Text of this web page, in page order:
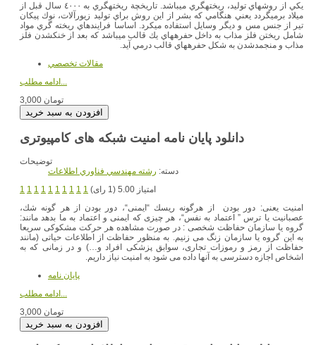
يكي از روشهاي توليد، ريختهگري ميباشد. تاريخچة ريختهگري به ٤٠٠٠ سال قبل از
ميلاد برميگردد يعني هنگامي كه بشر از اين روش براي توليد زيورآلات، نوك پيكان
تير از جنس مس و ديگر وسايل استفاده ميكرد. اساسا فرايندهاي ريخته گري مواد
شامل ريختن فلز مذاب به داخل حفرههاي يك قالب ميباشد كه بعد از خنكشدن فلز
مذاب و منجمدشدن به شكل حفرههاي قالب درمي آيد.
مقالات تخصصي
ادامه مطلب...
3,000 تومان
دانلود پایان نامه امنیت شبکه های کامپیوتری
توضیحات
دسته: رشته مهندسي فناوري اطلاعات
1 1 1 1 1 1 1 1 1 1
امتیاز 5.00 (1 رای)
امنیت یعنی: دور بودن از هرگونه ریسك “ایمنی“، دور بودن از هر گونه شك،
عصبانیت یا ترس ” اعتماد به نفس“، هر چیزی كه ایمنی و اعتماد به ما بدهد مانند:
گروه یا سازمان حفاظت شخصی : در صورت مشاهده هر حركت مشكوكی سریعا
به این گروه یا سازمان زنگ می زنیم. به منظور حفاظت از اطلاعات حیاتی (مانند
حفاظت از رمز و رموزات تجاری، سوابق پزشكی افراد و…) و در زمانی كه به
اشخاص اجازه دسترسی به آنها داده می شود به امنیت نیاز داریم.
پایان نامه
ادامه مطلب...
3,000 تومان